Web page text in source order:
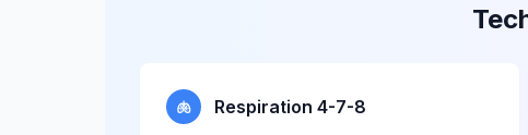
🫁 Respiration 4-7-8